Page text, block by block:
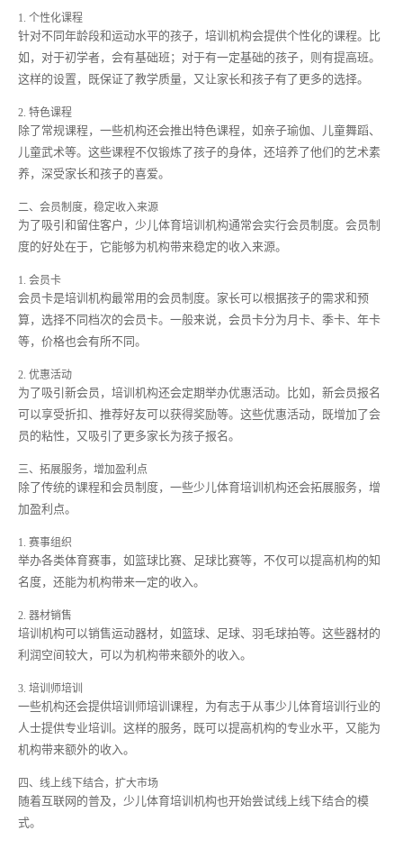
1. 个性化课程
针对不同年龄段和运动水平的孩子，培训机构会提供个性化的课程。比
如，对于初学者，会有基础班；对于有一定基础的孩子，则有提高班。
这样的设置，既保证了教学质量，又让家长和孩子有了更多的选择。
2. 特色课程
除了常规课程，一些机构还会推出特色课程，如亲子瑜伽、儿童舞蹈、
儿童武术等。这些课程不仅锻炼了孩子的身体，还培养了他们的艺术素
养，深受家长和孩子的喜爱。
二、会员制度，稳定收入来源
为了吸引和留住客户，少儿体育培训机构通常会实行会员制度。会员制
度的好处在于，它能够为机构带来稳定的收入来源。
1. 会员卡
会员卡是培训机构最常用的会员制度。家长可以根据孩子的需求和预
算，选择不同档次的会员卡。一般来说，会员卡分为月卡、季卡、年卡
等，价格也会有所不同。
2. 优惠活动
为了吸引新会员，培训机构还会定期举办优惠活动。比如，新会员报名
可以享受折扣、推荐好友可以获得奖励等。这些优惠活动，既增加了会
员的粘性，又吸引了更多家长为孩子报名。
三、拓展服务，增加盈利点
除了传统的课程和会员制度，一些少儿体育培训机构还会拓展服务，增
加盈利点。
1. 赛事组织
举办各类体育赛事，如篮球比赛、足球比赛等，不仅可以提高机构的知
名度，还能为机构带来一定的收入。
2. 器材销售
培训机构可以销售运动器材，如篮球、足球、羽毛球拍等。这些器材的
利润空间较大，可以为机构带来额外的收入。
3. 培训师培训
一些机构还会提供培训师培训课程，为有志于从事少儿体育培训行业的
人士提供专业培训。这样的服务，既可以提高机构的专业水平，又能为
机构带来额外的收入。
四、线上线下结合，扩大市场
随着互联网的普及，少儿体育培训机构也开始尝试线上线下结合的模
式。